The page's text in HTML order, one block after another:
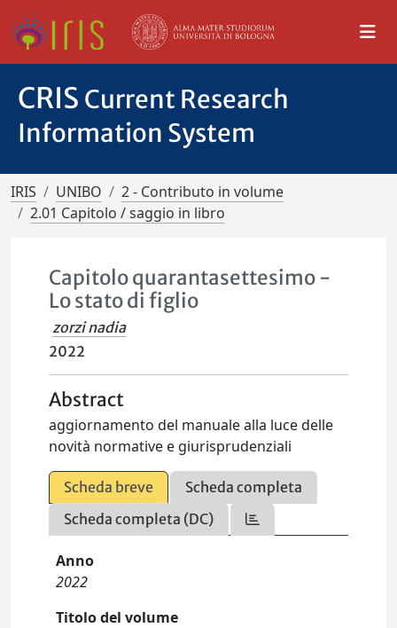
CRIS Current Research
Information System
IRIS UNIBO
2 - Contributo in volume
2.01 Capitolo / saggio in libro
Capitolo quarantasettesimo -
Lo stato di figlio
zorzi nadia
2022
Abstract
aggiornamento del manuale alla luce delle
novità normative e giurisprudenziali
Scheda breve
Scheda completa
Scheda completa (DC)
Anno
2022
Titolo del volume